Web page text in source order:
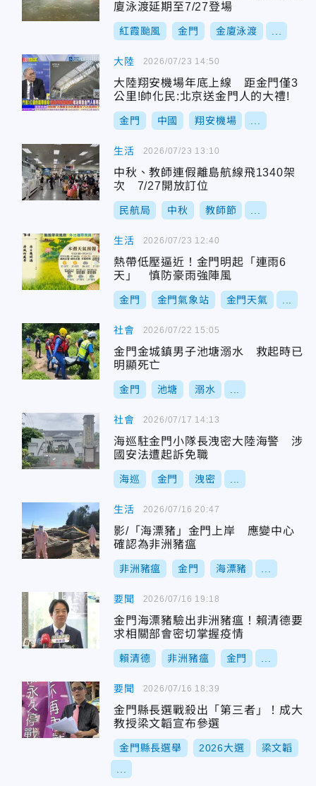
廈泳渡延期至7/27登場
紅霞颱風 金門 金廈泳渡
大陸
大陸翔安機場年底上線 距金門僅3
公里!帥化民:北京送金門人的大禮!
金門 中國 翔安機場
2026/07/23 14:50
生活
中秋、教師連假離島航線飛1340架
次 7/27開放訂位
民航局 中秋 教師節
2026/07/23 13:10
生活
熱帶低壓逼近！金門明起「連雨6
天」 慎防豪雨強陣風
金門 金門氣象站 金門天氣
2026/07/23 12:40
社會
金門金城鎮男子池塘溺水 救起時已
明顯死亡
金門 池塘 溺水
2026/07/22 15:05
社會
海巡駐金門小隊長洩密大陸海警 涉
國安法遭起訴免職
海巡 金門 洩密
2026/07/17 14:13
生活
影/「海漂豬」金門上岸 應變中心
確認為非洲豬瘟
非洲豬瘟 金門 海漂豬
2026/07/16 20:47
要聞
金門海漂豬驗出非洲豬瘟！賴清德要
求相關部會密切掌握疫情
賴清德 非洲豬瘟 金門
2026/07/16 19:18
要聞
金門縣長選戰殺出「第三者」！成大
教授梁文韜宣布參選
金門縣長選舉 2026大選 梁文韜
2026/07/16 18:39